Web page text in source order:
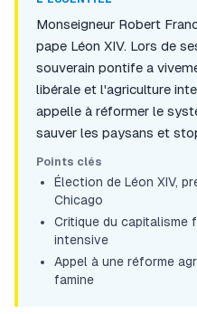
Monseigneur Robert
pape Léon XIV. Lors de
souverain pontife a
libérale et l'agriculture
appelle à réformer le
sauver les paysans et
Points clés
Élection de Léon XIV,
Chicago
Critique du capitalisme
intensive
Appel à une réforme
famine